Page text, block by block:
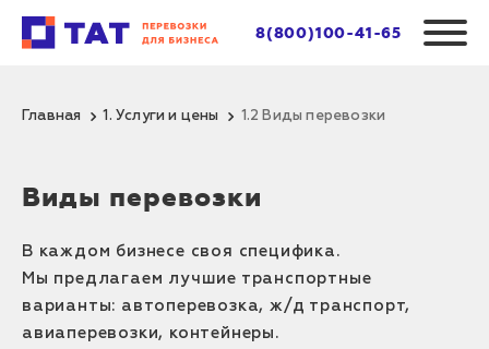
8(800)100-41-65
Главная 1. Услуги и цены 1.2 Виды перевозки
Виды перевозки
В каждом бизнесе своя специфика.
Мы предлагаем лучшие транспортные
варианты: автоперевозка, ж/д транспорт,
авиаперевозки, контейнеры.